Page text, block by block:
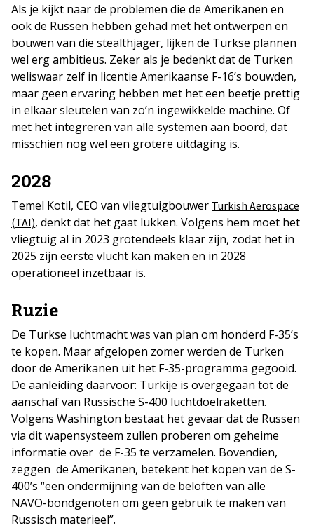
Als je kijkt naar de problemen die de Amerikanen en
ook de Russen hebben gehad met het ontwerpen en
bouwen van die stealthjager, lijken de Turkse plannen
wel erg ambitieus. Zeker als je bedenkt dat de Turken
weliswaar zelf in licentie Amerikaanse F-16’s bouwden,
maar geen ervaring hebben met het een beetje prettig
in elkaar sleutelen van zo’n ingewikkelde machine. Of
met het integreren van alle systemen aan boord, dat
misschien nog wel een grotere uitdaging is.
2028
Temel Kotil, CEO van vliegtuigbouwer Turkish Aerospace
(TAI), denkt dat het gaat lukken. Volgens hem moet het
vliegtuig al in 2023 grotendeels klaar zijn, zodat het in
2025 zijn eerste vlucht kan maken en in 2028
operationeel inzetbaar is.
Ruzie
De Turkse luchtmacht was van plan om honderd F-35’s
te kopen. Maar afgelopen zomer werden de Turken
door de Amerikanen uit het F-35-programma gegooid.
De aanleiding daarvoor: Turkije is overgegaan tot de
aanschaf van Russische S-400 luchtdoelraketten.
Volgens Washington bestaat het gevaar dat de Russen
via dit wapensysteem zullen proberen om geheime
informatie over de F-35 te verzamelen. Bovendien,
zeggen de Amerikanen, betekent het kopen van de S-
400’s “een ondermijning van de beloften van alle
NAVO-bondgenoten om geen gebruik te maken van
Russisch materieel”.